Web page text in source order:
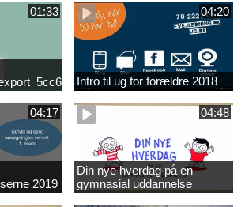
01:33 04:20
Intro til ug for forældre 2018
04:17
2019
04:48
Din nye hverdag på en
gymnasial uddannelse